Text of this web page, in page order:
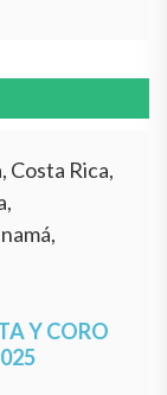
Costa Rica,
Y CORO